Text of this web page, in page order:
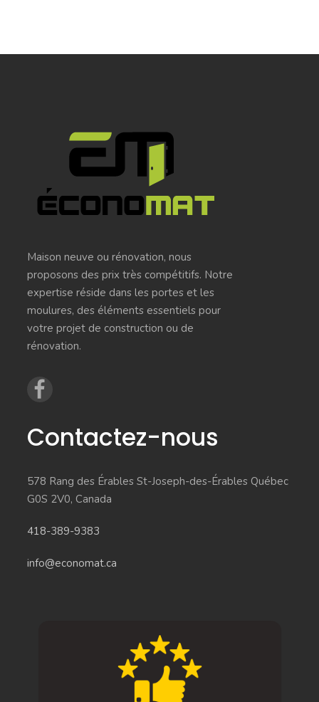
Maison neuve ou rénovation, nous
proposons des prix très compétitifs. Notre
expertise réside dans les portes et les
moulures, des éléments essentiels pour
votre projet de construction ou de
rénovation.
Contactez-nous
578 Rang des Érables St-Joseph-des-Érables Québec
G0S 2V0, Canada
418-389-9383
info@economat.ca